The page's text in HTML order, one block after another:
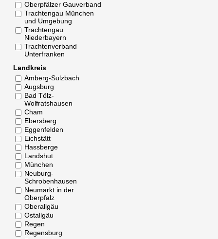
Oberpfälzer Gauverband
Trachtengau München
und Umgebung
Trachtengau
Niederbayern
Trachtenverband
Unterfranken
Landkreis
Amberg-Sulzbach
Augsburg
Bad Tölz-
Wolfratshausen
Cham
Ebersberg
Eggenfelden
Eichstätt
Hassberge
Landshut
München
Neuburg-
Schrobenhausen
Neumarkt in der
Oberpfalz
Oberallgäu
Ostallgäu
Regen
Regensburg